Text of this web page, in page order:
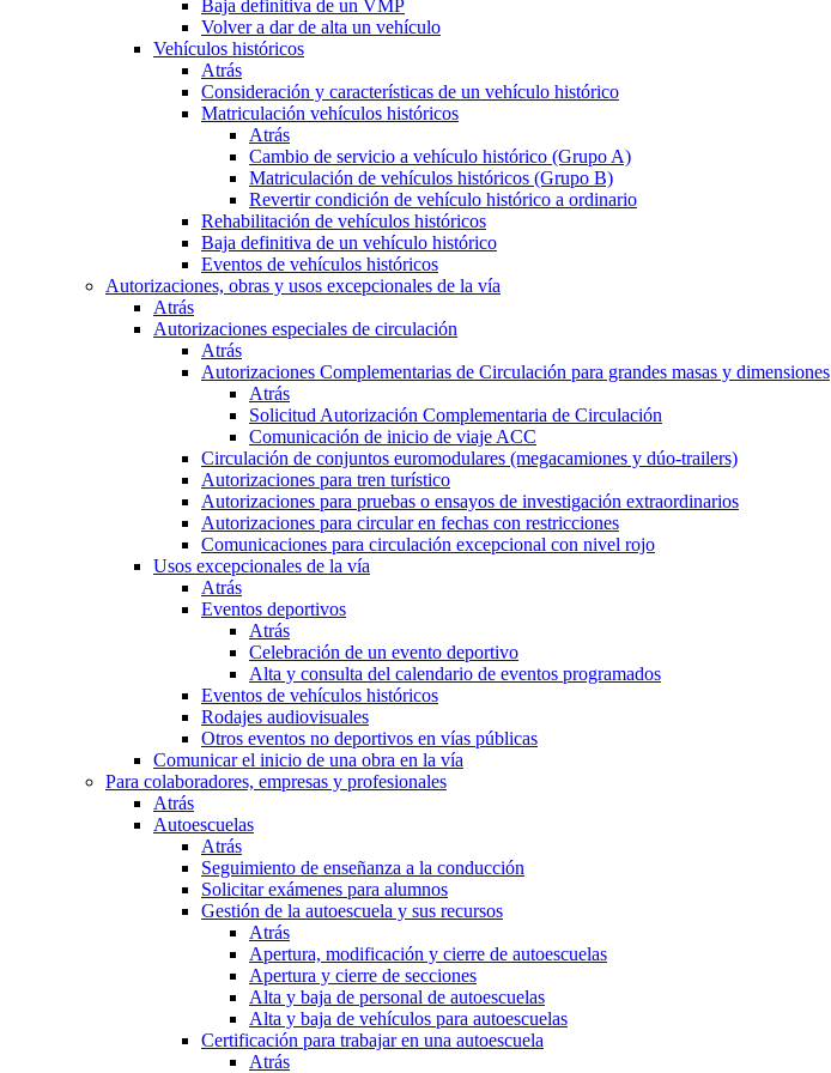
Baja definitiva de un VMP
Volver a dar de alta un vehículo
Vehículos históricos
Atrás
Consideración y características de un vehículo histórico
Matriculación vehículos históricos
Atrás
Cambio de servicio a vehículo histórico (Grupo A)
Matriculación de vehículos históricos (Grupo B)
Revertir condición de vehículo histórico a ordinario
Rehabilitación de vehículos históricos
Baja definitiva de un vehículo histórico
Eventos de vehículos históricos
Autorizaciones, obras y usos excepcionales de la vía
Atrás
Autorizaciones especiales de circulación
Atrás
Autorizaciones Complementarias de Circulación para grandes masas y dimensiones
Atrás
Solicitud Autorización Complementaria de Circulación
Comunicación de inicio de viaje ACC
Circulación de conjuntos euromodulares (megacamiones y dúo-trailers)
Autorizaciones para tren turístico
Autorizaciones para pruebas o ensayos de investigación extraordinarios
Autorizaciones para circular en fechas con restricciones
Comunicaciones para circulación excepcional con nivel rojo
Usos excepcionales de la vía
Atrás
Eventos deportivos
Atrás
Celebración de un evento deportivo
Alta y consulta del calendario de eventos programados
Eventos de vehículos históricos
Rodajes audiovisuales
Otros eventos no deportivos en vías públicas
Comunicar el inicio de una obra en la vía
Para colaboradores, empresas y profesionales
Atrás
Autoescuelas
Atrás
Seguimiento de enseñanza a la conducción
Solicitar exámenes para alumnos
Gestión de la autoescuela y sus recursos
Atrás
Apertura, modificación y cierre de autoescuelas
Apertura y cierre de secciones
Alta y baja de personal de autoescuelas
Alta y baja de vehículos para autoescuelas
Certificación para trabajar en una autoescuela
Atrás